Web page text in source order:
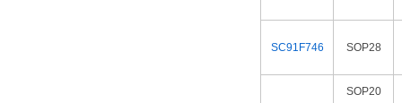
SC91F746 SOP28
SOP20